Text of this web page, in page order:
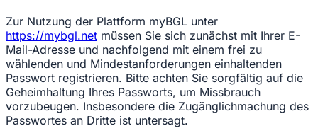
Zur Nutzung der Plattform myBGL unter
https://mybgl.net müssen Sie sich zunächst mit Ihrer E-
Mail-Adresse und nachfolgend mit einem frei zu
wählenden und Mindestanforderungen einhaltenden
Passwort registrieren. Bitte achten Sie sorgfältig auf die
Geheimhaltung Ihres Passworts, um Missbrauch
vorzubeugen. Insbesondere die Zugänglichmachung des
Passwortes an Dritte ist untersagt.